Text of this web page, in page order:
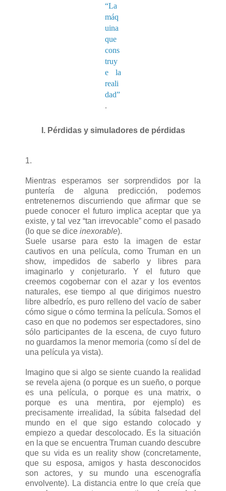
“La
máq
uina
que
cons
truy
e la
reali
dad”
.
I. Pérdidas y simuladores de pérdidas
1.
Mientras esperamos ser sorprendidos por la
puntería de alguna predicción, podemos
entretenernos discurriendo que afirmar que se
puede conocer el futuro implica aceptar que ya
existe, y tal vez “tan irrevocable” como el pasado
(lo que se dice inexorable).
Suele usarse para esto la imagen de estar
cautivos en una película, como Truman en un
show, impedidos de saberlo y libres para
imaginarlo y conjeturarlo. Y el futuro que
creemos cogobernar con el azar y los eventos
naturales, ese tiempo al que dirigimos nuestro
libre albedrío, es puro relleno del vacío de saber
cómo sigue o cómo termina la película. Somos el
caso en que no podemos ser espectadores, sino
sólo participantes de la escena, de cuyo futuro
no guardamos la menor memoria (como sí del de
una película ya vista).
Imagino que si algo se siente cuando la realidad
se revela ajena (o porque es un sueño, o porque
es una película, o porque es una matrix, o
porque es una mentira, por ejemplo) es
precisamente irrealidad, la súbita falsedad del
mundo en el que sigo estando colocado y
empiezo a quedar descolocado. Es la situación
en la que se encuentra Truman cuando descubre
que su vida es un reality show (concretamente,
que su esposa, amigos y hasta desconocidos
son actores, y su mundo una escenografía
envolvente). La distancia entre lo que creía que